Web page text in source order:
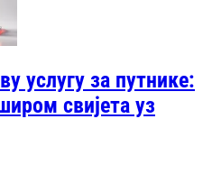
услугу за путнике:
свијета уз